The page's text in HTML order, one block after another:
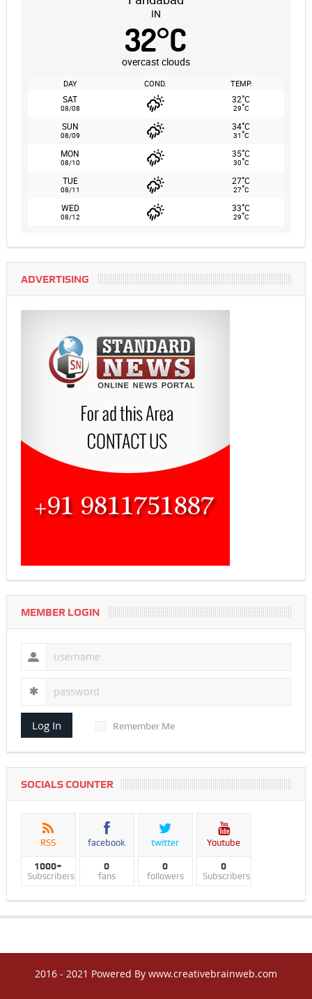
IN
32°C
overcast clouds
DAY COND. TEMP.
SAT
08/08
32°C
29°C
SUN
08/09
34°C
31°C
MON
08/10
35°C
30°C
TUE
08/11
27°C
27°C
WED
08/12
33°C
29°C
ADVERTISING
MEMBER LOGIN
Log In Remember Me
SOCIALS COUNTER
RSS
1000+
Subscribers
facebook
0
fans
twitter
0
followers
Youtube
0
Subscribers
2016 - 2021 Powered By www.creativebrainweb.com